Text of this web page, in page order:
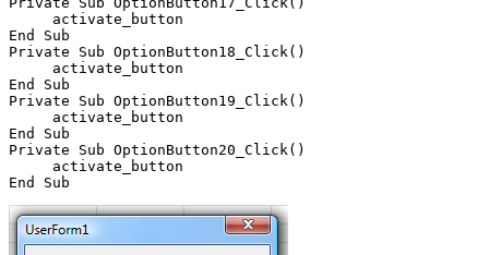
     activate_button
End Sub
Private Sub OptionButton18_Click()
     activate_button
End Sub
Private Sub OptionButton19_Click()
     activate_button
End Sub
Private Sub OptionButton20_Click()
     activate_button